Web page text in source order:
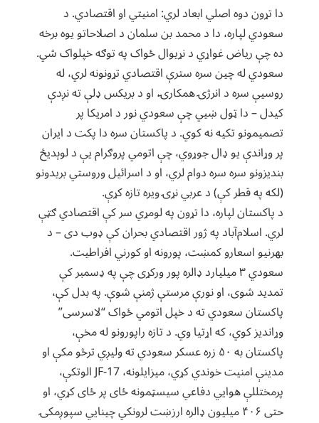
دا تړون دوه اصلي ابعاد لري: امنیتي او اقتصادي. د
سعودي لپاره، دا د محمد بن سلمان د اصلاحاتو یوه برخه
ده چې ریاض غواړي د نړیوال ځواک په توګه خپلواک شي.
سعودي له چین سره سترې اقتصادي تړونونه لري، له
روسیې سره د انرژۍ همکارۍ، او د بریکس ډلې ته نږدې
کیدل – دا ټول ښیي چې سعودي نور د امریکا پر
تصمیمونو تکیه نه کوي. د پاکستان سره دا پکت د ایران
پر وړاندې یو ډال جوړوي، چې اتومي پروګرام یې د لوېدیځ
بندیزونو سره سره دوام لري، او د اسرائیل وروستي بریدونو
(لکه په قطر کې) د عربي نړۍ ویره تازه کړې.
د پاکستان لپاره، دا تړون په لومړي سر کې اقتصادي ګټې
لري. اسلام‌آباد په ژور اقتصادي بحران کې ډوب دی – د
بهرنیو اسعارو کمښت، پورونه او کورني افراطیت.
سعودي ۳ میلیارد ډالره پور ورکړی چې په ډسمبر کې
تمدید شوی، او نورې مرستې ژمنې شوې. په بدل کې،
پاکستان سعودي ته د خپل اتومي ځواک “لاسرسی”
وړاندیز کوي، که اړتیا وي. د تازه راپورونو له مخې،
پاکستان به ۵۰ زره عسکر سعودي ته ولیږي ترڅو مکې او
مدینې امنیت خوندي کړي، میزایلونه، JF-17 الوتکې،
پرمختللې هوايي دفاعي سیسټمونه ځای پر ځای کړي، او
حتی ۴۰۶ میلیون ډالره ارزښت لرونکي چینايي سپوږمکۍ